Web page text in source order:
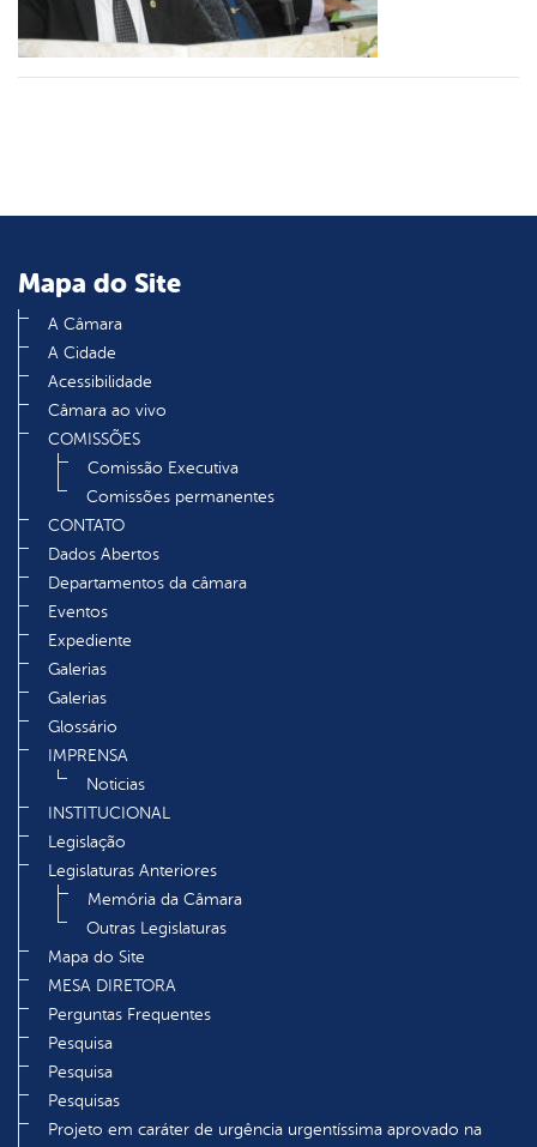
Mapa do Site
A Câmara
A Cidade
Acessibilidade
Câmara ao vivo
COMISSÕES
Comissão Executiva
Comissões permanentes
CONTATO
Dados Abertos
Departamentos da câmara
Eventos
Expediente
Galerias
Galerias
Glossário
IMPRENSA
Noticias
INSTITUCIONAL
Legislação
Legislaturas Anteriores
Memória da Câmara
Outras Legislaturas
Mapa do Site
MESA DIRETORA
Perguntas Frequentes
Pesquisa
Pesquisa
Pesquisas
Projeto em caráter de urgência urgentíssima aprovado na